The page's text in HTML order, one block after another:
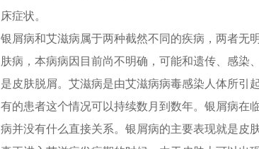
床症状。
银屑病和艾滋病属于两种截然不同的疾病，两者无
肤病，本病病因目前尚不明确，可能和遗传、感染
是皮肤脱屑。艾滋病是由艾滋病病毒感染人体所引
有的患者这个情况可以持续数月到数年。银屑病在
病并没有什么直接关系。银屑病的主要表现就是皮